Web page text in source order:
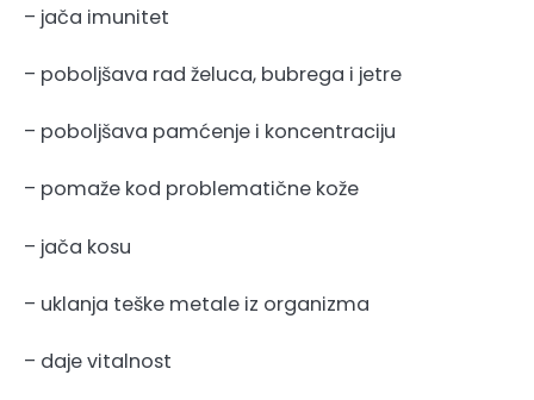
– jača imunitet
– poboljšava rad želuca, bubrega i jetre
– poboljšava pamćenje i koncentraciju
– pomaže kod problematične kože
– jača kosu
– uklanja teške metale iz organizma
– daje vitalnost